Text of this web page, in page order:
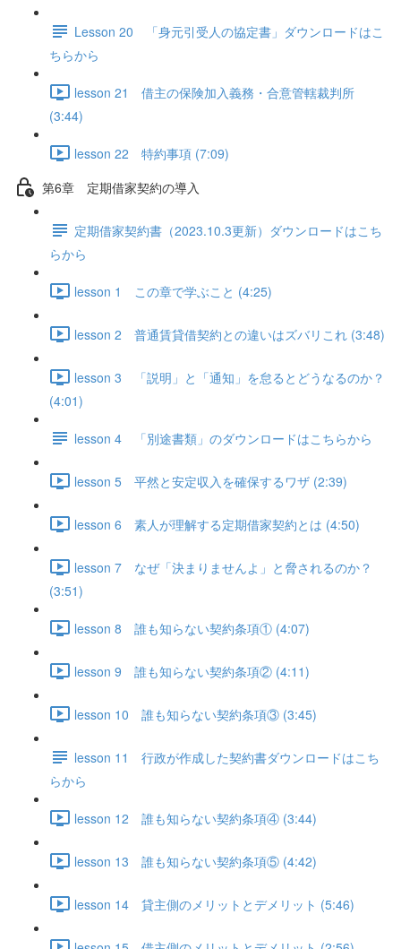
Lesson 20 「身元引受人の協定書」ダウンロードはこ
ちらから
lesson 21 借主の保険加入義務・合意管轄裁判所
(3:44)
lesson 22 特約事項 (7:09)
第6章 定期借家契約の導入
定期借家契約書（2023.10.3更新）ダウンロードはこち
らから
lesson 1 この章で学ぶこと (4:25)
lesson 2 普通賃貸借契約との違いはズバリこれ (3:48)
lesson 3 「説明」と「通知」を怠るとどうなるのか？
(4:01)
lesson 4 「別途書類」のダウンロードはこちらから
lesson 5 平然と安定収入を確保するワザ (2:39)
lesson 6 素人が理解する定期借家契約とは (4:50)
lesson 7 なぜ「決まりませんよ」と脅されるのか？
(3:51)
lesson 8 誰も知らない契約条項① (4:07)
lesson 9 誰も知らない契約条項② (4:11)
lesson 10 誰も知らない契約条項③ (3:45)
lesson 11 行政が作成した契約書ダウンロードはこち
らから
lesson 12 誰も知らない契約条項④ (3:44)
lesson 13 誰も知らない契約条項⑤ (4:42)
lesson 14 貸主側のメリットとデメリット (5:46)